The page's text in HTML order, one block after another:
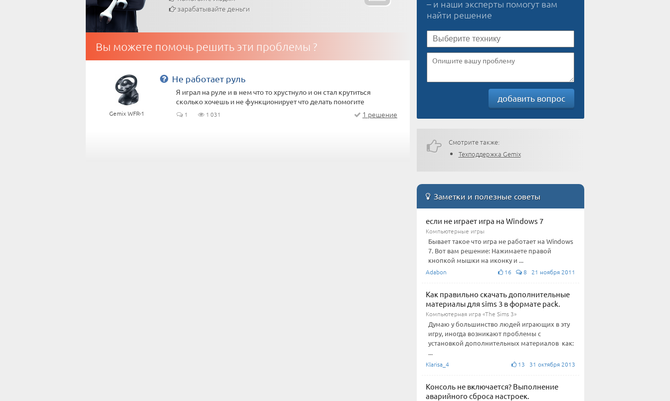
зарабатывайте деньги
Вы можете помочь решить эти проблемы ?
Gemix WFR-1
Не работает руль
Я играл на руле и в нем что то хрустнуло и он стал крутиться
сколько хочешь и не функционирует что делать помогите
1 1 031 1 решение
– и наши эксперты помогут вам
найти решение
добавить вопрос
Смотрите также:
Техподдержка Gemix
Заметки и полезные советы
если не играет игра на Windows 7
Компьютерные игры
Бывает такое что игра не работает на Windows
7. Вот вам решение: Нажимаете правой
кнопкой мышки на иконку и ...
Adabon 16 8 21 ноября 2011
Как правильно скачать дополнительные
материалы для sims 3 в формате pack.
Компьютерная игра «The Sims 3»
Думаю у большинство людей играющих в эту
игру, иногда возникают проблемы с
установкой дополнительных материалов как:
...
Klarisa_4 13 31 октября 2013
Консоль не включается? Выполнение
аварийного сброса настроек.